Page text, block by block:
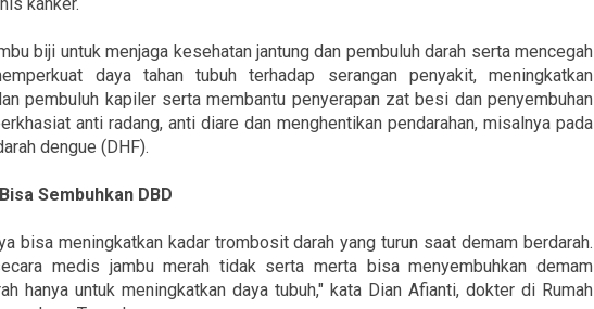
biji untuk menjaga kesehatan jantung dan pembuluh darah serta mencegah
daya tahan tubuh terhadap serangan penyakit, meningkatkan
pembuluh kapiler serta membantu penyerapan zat besi dan penyembuhan
anti radang, anti diare dan menghentikan pendarahan, misalnya pada
dengue (DHF).
Sembuhkan DBD
bisa meningkatkan kadar trombosit darah yang turun saat demam berdarah.
medis jambu merah tidak serta merta bisa menyembuhkan demam
hanya untuk meningkatkan daya tubuh," kata Dian Afianti, dokter di Rumah